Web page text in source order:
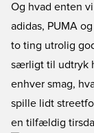
Og hvad enten
adidas, PUMA
to ting utrolig
særligt til udtryk
enhver smag,
spille lidt
en tilfældig